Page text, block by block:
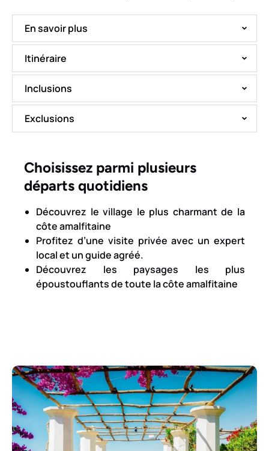
En savoir plus
Itinéraire
Inclusions
Exclusions
Choisissez parmi plusieurs
départs quotidiens
Découvrez le village le plus charmant de la
côte amalfitaine
Profitez d’une visite privée avec un expert
local et un guide agréé.
Découvrez les paysages les plus
époustouflants de toute la côte amalfitaine